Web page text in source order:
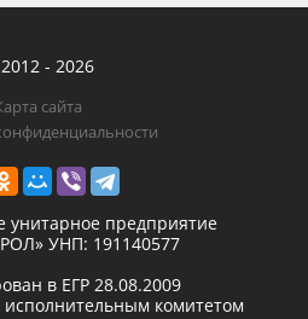
- 2026
сайта
унитарное предприятие
УНП: 191140577
в ЕГР 28.08.2009
комитетом